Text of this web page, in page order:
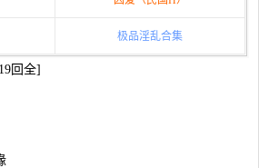
极品淫乱合集
回全]